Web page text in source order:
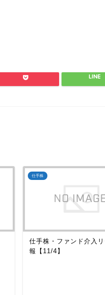
仕手株
仕手株・ファンド介入
報【11/4】